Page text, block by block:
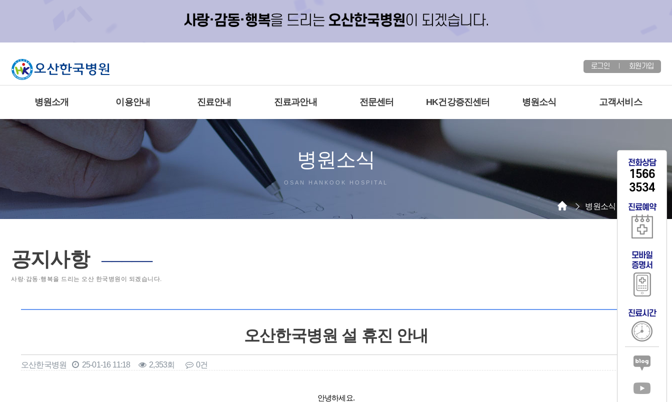
전화상담
1566
3534
진료예약
모바일
증명서
진료시간
로그인 회원가입
병원소개 이용안내 진료안내 진료과안내 전문센터 HK건강증진센터 병원소식 고객서비스
병원소식
OSAN HANKOOK HOSPITAL
병원소식 공지사항
공지사항 ─────
사랑·감동·행복을 드리는 오산 한국병원이 되겠습니다.
오산한국병원 설 휴진 안내
오산한국병원 25-01-16 11:18 2,353회 0건
안녕하세요.